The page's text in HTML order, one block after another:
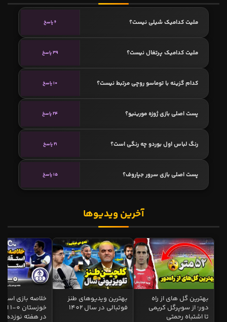
ملیت کدامیک شیلی نیست؟ 6 پاسخ
ملیت کدامیک پرتغال نیست؟ 39 پاسخ
کدام گزینه با توماسو روچی مرتبط نیست؟ 10 پاسخ
پست اصلی بازی ژوزه مورینیو؟ 24 پاسخ
رنگ لباس اول بوردو چه رنگی است؟ 21 پاسخ
پست اصلی بازی سرور جپاروف؟ 15 پاسخ
آخرین ویدیوها
بهترین گل های از راه
دور؛ از سوپرگل کریمی
تا اشتباه رحمتی
بهترین ویدیوهای طنز
فوتبالی در سال 1402
خلاصه بازی
در هفته نوزدهم